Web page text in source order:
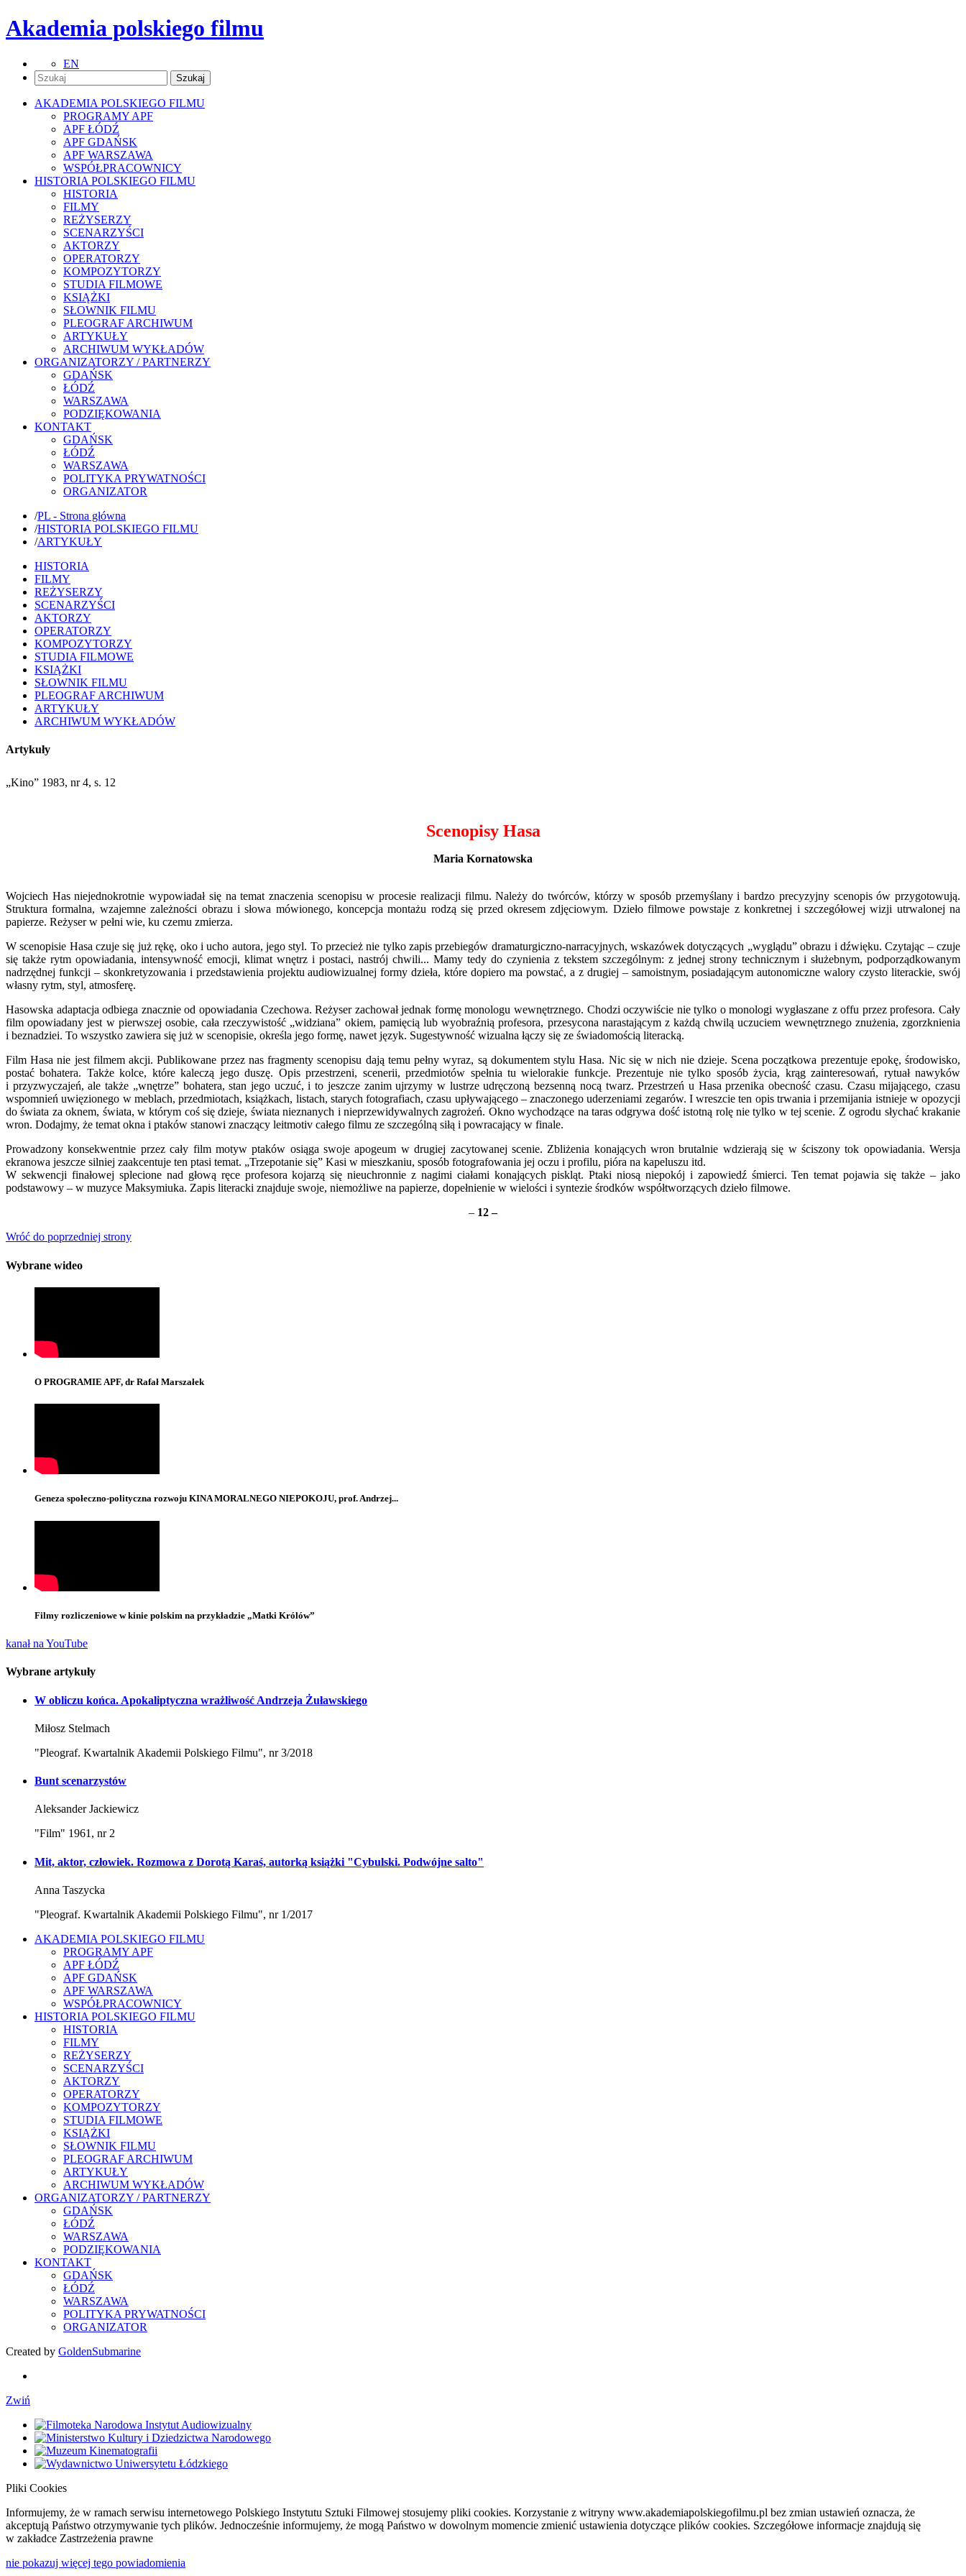
Akademia polskiego filmu
EN
AKADEMIA POLSKIEGO FILMU
PROGRAMY APF
APF ŁÓDŹ
APF GDAŃSK
APF WARSZAWA
WSPÓŁPRACOWNICY
HISTORIA POLSKIEGO FILMU
HISTORIA
FILMY
REŻYSERZY
SCENARZYŚCI
AKTORZY
OPERATORZY
KOMPOZYTORZY
STUDIA FILMOWE
KSIĄŻKI
SŁOWNIK FILMU
PLEOGRAF ARCHIWUM
ARTYKUŁY
ARCHIWUM WYKŁADÓW
ORGANIZATORZY / PARTNERZY
GDAŃSK
ŁÓDŹ
WARSZAWA
PODZIĘKOWANIA
KONTAKT
GDAŃSK
ŁÓDŹ
WARSZAWA
POLITYKA PRYWATNOŚCI
ORGANIZATOR
/PL - Strona główna
/HISTORIA POLSKIEGO FILMU
/ARTYKUŁY
HISTORIA
FILMY
REŻYSERZY
SCENARZYŚCI
AKTORZY
OPERATORZY
KOMPOZYTORZY
STUDIA FILMOWE
KSIĄŻKI
SŁOWNIK FILMU
PLEOGRAF ARCHIWUM
ARTYKUŁY
ARCHIWUM WYKŁADÓW
Artykuły
„Kino” 1983, nr 4, s. 12
Scenopisy Hasa
Maria Kornatowska
Wojciech Has niejednokrotnie wypowiadał się na temat znaczenia scenopisu w procesie realizacji filmu. Należy do twórców, którzy w sposób przemyślany i bardzo precyzyjny scenopis ów przygotowują.
Struktura formalna, wzajemne zależności obrazu i słowa mówionego, koncepcja montażu rodzą się przed okresem zdjęciowym. Dzieło filmowe powstaje z konkretnej i szczegółowej wizji utrwalonej na
papierze. Reżyser w pełni wie, ku czemu zmierza.
W scenopisie Hasa czuje się już rękę, oko i ucho autora, jego styl. To przecież nie tylko zapis przebiegów dramaturgiczno-narracyjnych, wskazówek dotyczących „wyglądu” obrazu i dźwięku. Czytając –czuje
się także rytm opowiadania, intensywność emocji, klimat wnętrz i postaci, nastrój chwili... Mamy tedy do czynienia z tekstem szczególnym: z jednej strony technicznym i służebnym, podporządkowanym
nadrzędnej funkcji –skonkretyzowania i przedstawienia projektu audiowizualnej formy dzieła, które dopiero ma powstać, a z drugiej –samoistnym, posiadającym autonomiczne walory czysto literackie, swój
własny rytm, styl, atmosferę.
Hasowska adaptacja odbiega znacznie od opowiadania Czechowa. Reżyser zachował jednak formę monologu wewnętrznego. Chodzi oczywiście nie tylko o monologi wygłaszane z offu przez profesora. Cały
film opowiadany jest w pierwszej osobie, cała rzeczywistość „widziana” okiem, pamięcią lub wyobraźnią profesora, przesycona narastającym z każdą chwilą uczuciem wewnętrznego znużenia, zgorzknienia
i beznadziei. To wszystko zawiera się już w scenopisie, określa jego formę, nawet język. Sugestywność wizualna łączy się ze świadomością literacką.
Film Hasa nie jest filmem akcji. Publikowane przez nas fragmenty scenopisu dają temu pełny wyraz, są dokumentem stylu Hasa. Nic się w nich nie dzieje. Scena początkowa prezentuje epokę, środowisko,
postać bohatera. Także kolce, które kaleczą jego duszę. Opis przestrzeni, scenerii, przedmiotów spełnia tu wielorakie funkcje. Prezentuje nie tylko sposób życia, krąg zainteresowań, rytuał nawyków
i przyzwyczajeń, ale także „wnętrze” bohatera, stan jego uczuć, i to jeszcze zanim ujrzymy w lustrze udręczoną bezsenną nocą twarz. Przestrzeń u Hasa przenika obecność czasu. Czasu mijającego, czasu
wspomnień uwięzionego w meblach, przedmiotach, książkach, listach, starych fotografiach, czasu upływającego –znaczonego uderzeniami zegarów. I wreszcie ten opis trwania i przemijania istnieje w opozycji
do świata za oknem, świata, w którym coś się dzieje, świata nieznanych i nieprzewidywalnych zagrożeń. Okno wychodzące na taras odgrywa dość istotną rolę nie tylko w tej scenie. Z ogrodu słychać krakanie
wron. Dodajmy, że temat okna i ptaków stanowi znaczący leitmotiv całego filmu ze szczególną siłą i powracający w finale.
Prowadzony konsekwentnie przez cały film motyw ptaków osiąga swoje apogeum w drugiej zacytowanej scenie. Zbliżenia konających wron brutalnie wdzierają się w ściszony tok opowiadania. Wersja
ekranowa jeszcze silniej zaakcentuje ten ptasi temat. „Trzepotanie się” Kasi w mieszkaniu, sposób fotografowania jej oczu i profilu, pióra na kapeluszu itd.
W sekwencji finałowej splecione nad głową ręce profesora kojarzą się nieuchronnie z nagimi ciałami konających piskląt. Ptaki niosą niepokój i zapowiedź śmierci. Ten temat pojawia się także– jako
podstawowy – w muzyce Maksymiuka. Zapis literacki znajduje swoje, niemożliwe na papierze, dopełnienie w wielości i syntezie środków współtworzących dzieło filmowe.
– 12 –
Wróć do poprzedniej strony
Wybrane wideo
O PROGRAMIE APF, dr Rafał Marszałek
Geneza społeczno-polityczna rozwoju KINA MORALNEGO NIEPOKOJU, prof. Andrzej...
Filmy rozliczeniowe w kinie polskim na przykładzie „Matki Królów”
kanał na YouTube
Wybrane artykuły
W obliczu końca. Apokaliptyczna wrażliwość Andrzeja Żuławskiego
Miłosz Stelmach
"Pleograf. Kwartalnik Akademii Polskiego Filmu", nr 3/2018
Bunt scenarzystów
Aleksander Jackiewicz
"Film" 1961, nr 2
Mit, aktor, człowiek. Rozmowa z Dorotą Karaś, autorką książki "Cybulski. Podwójne salto"
Anna Taszycka
"Pleograf. Kwartalnik Akademii Polskiego Filmu", nr 1/2017
AKADEMIA POLSKIEGO FILMU
PROGRAMY APF
APF ŁÓDŹ
APF GDAŃSK
APF WARSZAWA
WSPÓŁPRACOWNICY
HISTORIA POLSKIEGO FILMU
HISTORIA
FILMY
REŻYSERZY
SCENARZYŚCI
AKTORZY
OPERATORZY
KOMPOZYTORZY
STUDIA FILMOWE
KSIĄŻKI
SŁOWNIK FILMU
PLEOGRAF ARCHIWUM
ARTYKUŁY
ARCHIWUM WYKŁADÓW
ORGANIZATORZY / PARTNERZY
GDAŃSK
ŁÓDŹ
WARSZAWA
PODZIĘKOWANIA
KONTAKT
GDAŃSK
ŁÓDŹ
WARSZAWA
POLITYKA PRYWATNOŚCI
ORGANIZATOR
Created by GoldenSubmarine
Zwiń
Pliki Cookies
Informujemy, że w ramach serwisu internetowego Polskiego Instytutu Sztuki Filmowej stosujemy pliki cookies. Korzystanie z witryny www.akademiapolskiegofilmu.pl bez zmian ustawień oznacza, że
akceptują Państwo otrzymywanie tych plików. Jednocześnie informujemy, że mogą Państwo w dowolnym momencie zmienić ustawienia dotyczące plików cookies. Szczegółowe informacje znajdują się
w zakładce Zastrzeżenia prawne
nie pokazuj więcej tego powiadomienia